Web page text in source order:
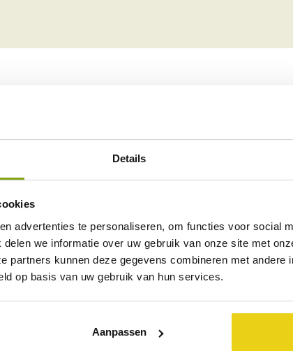
Details
advertenties te personaliseren, om functies voor social
we informatie over uw gebruik van onze site met
partners kunnen deze gegevens combineren met andere
op basis van uw gebruik van hun services.
Aanpassen
Faciliteiten
Wi-Fi Televisie Föhn